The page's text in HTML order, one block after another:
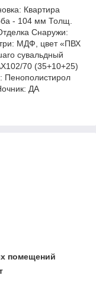
Квартира
- 104 мм Толщ.
Снаружи:
МДФ, цвет «ПВХ
сувальдный
70 (35+10+25)
Пенополистирол
ДА
помещений